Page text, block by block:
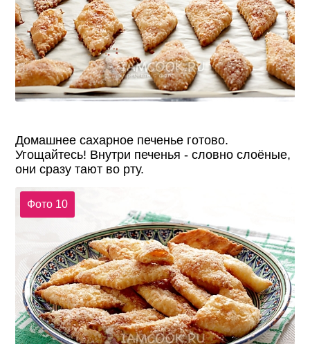
Домашнее сахарное печенье готово.
Угощайтесь! Внутри печенья - словно слоёные,
они сразу тают во рту.
Фото 10